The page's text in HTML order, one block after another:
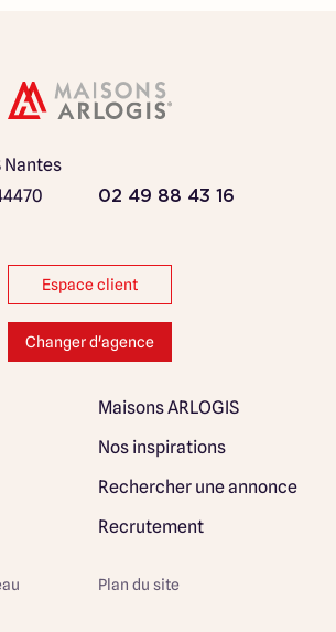
Nantes
02 49 88 43 16
Espace client
Changer d'agence
Maisons ARLOGIS
Nos inspirations
Rechercher une annonce
Recrutement
Plan du site